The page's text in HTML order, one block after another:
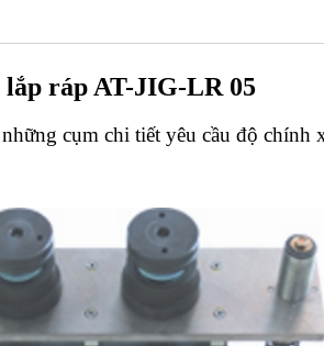
lắp ráp AT-JIG-LR 05
cụm chi tiết yêu cầu độ chính